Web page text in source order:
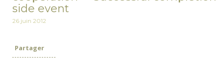
side event
26 juin 2012
Partager